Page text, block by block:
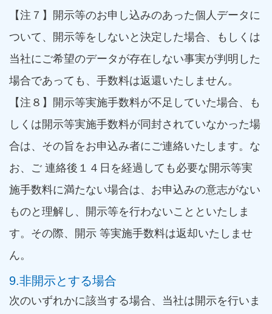
【注７】開示等のお申し込みのあった個人データに
ついて、開示等をしないと決定した場合、もしくは
当社にご希望のデータが存在しない事実が判明した
場合であっても、手数料は返還いたしません。
【注８】開示等実施手数料が不足していた場合、も
しくは開示等実施手数料が同封されていなかった場
合は、その旨をお申込み者にご連絡いたします。な
お、ご 連絡後１４日を経過しても必要な開示等実
施手数料に満たない場合は、お申込みの意志がない
ものと理解し、開示等を行わないことといたしま
す。その際、開示 等実施手数料は返却いたしませ
ん。
9.非開示とする場合
次のいずれかに該当する場合、当社は開示を行いま